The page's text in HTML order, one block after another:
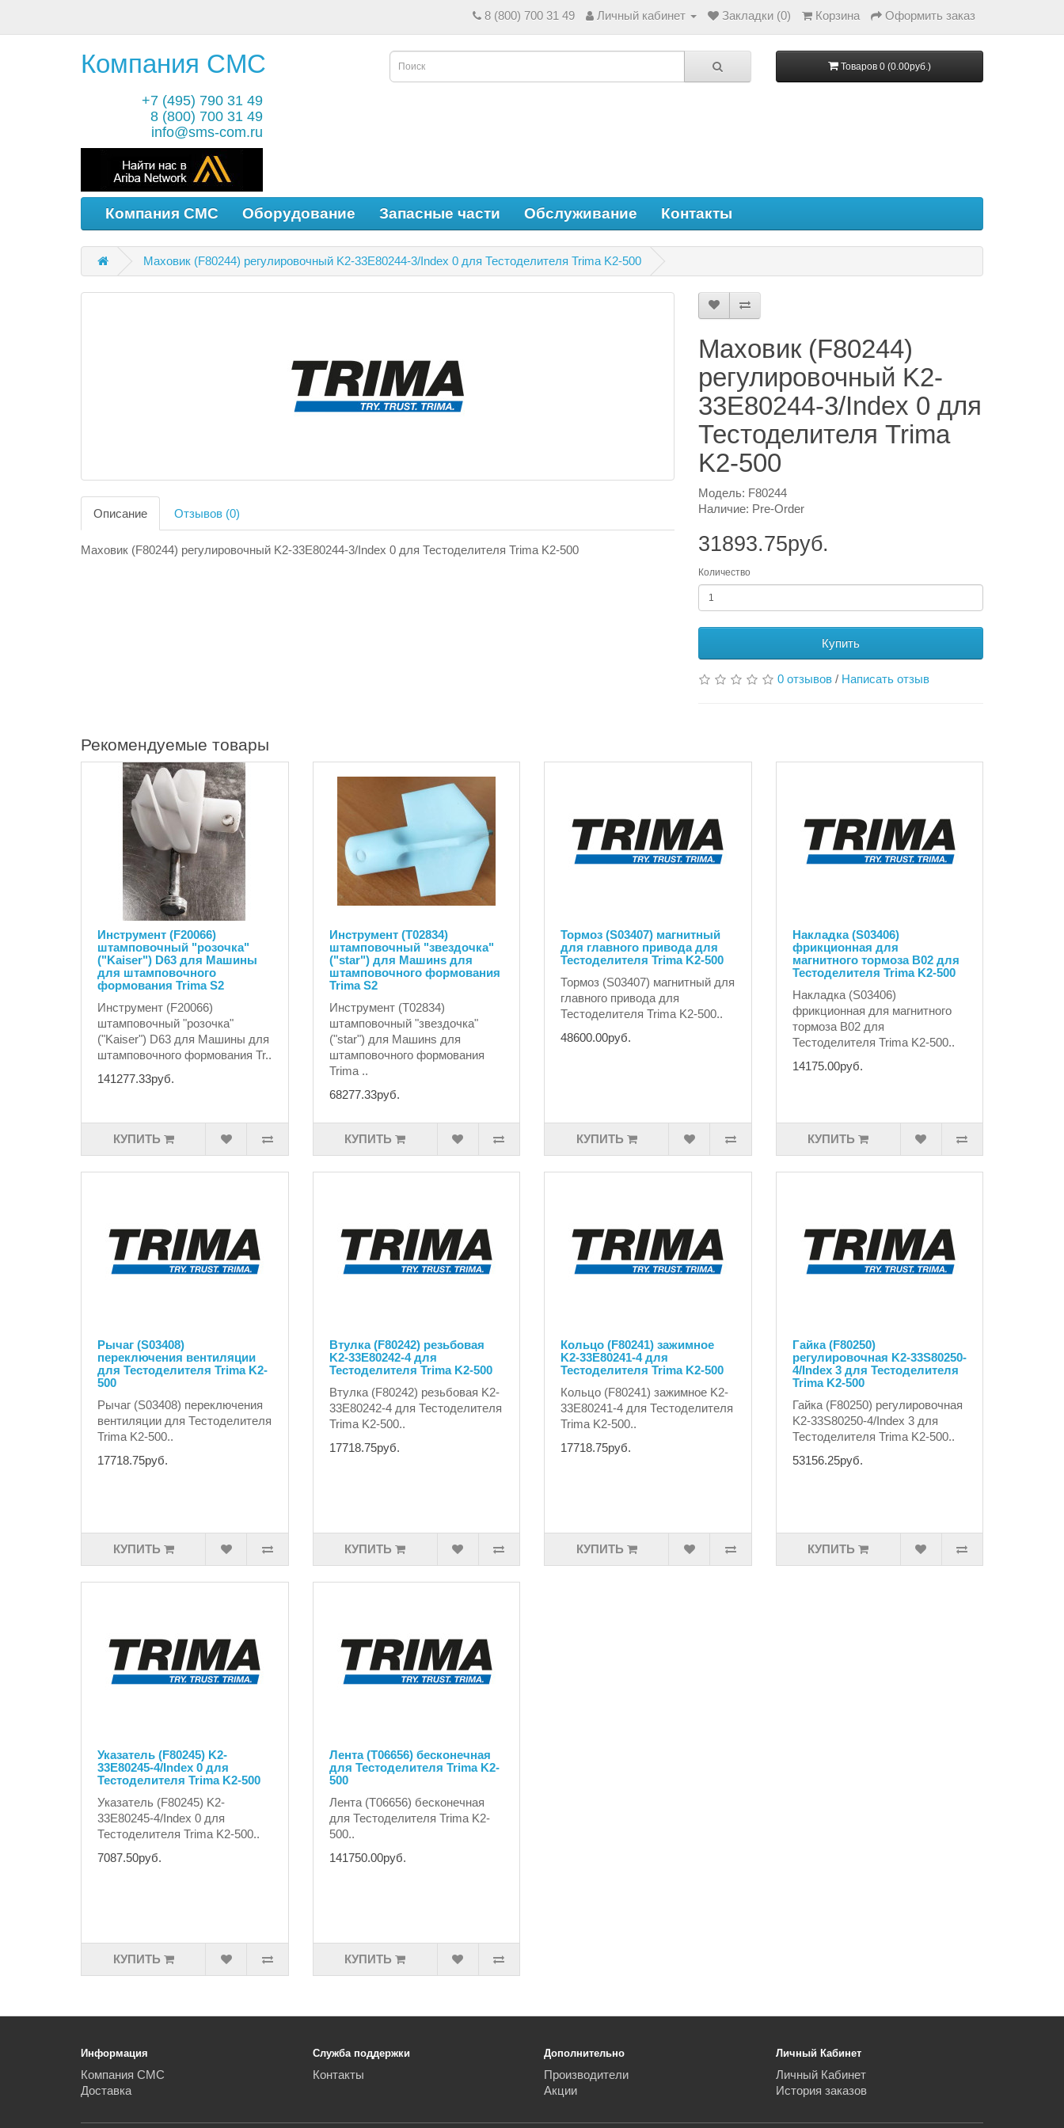
8 (800) 700 31 49 Личный кабинет Закладки (0) Корзина Оформить заказ
Компания СМС
+7 (495) 790 31 49
8 (800) 700 31 49
info@sms-com.ru
Товаров 0 (0.00руб.)
Компания СМС Оборудование Запасные части Обслуживание Контакты
Маховик (F80244) регулировочный K2-33E80244-3/Index 0 для Тестоделителя Trima K2-500
Описание Отзывов (0)
Маховик (F80244) регулировочный K2-33E80244-3/Index 0 для Тестоделителя Trima K2-500
Маховик (F80244)
регулировочный K2-
33E80244-3/Index 0 для
Тестоделителя Trima
K2-500
Модель: F80244
Наличие: Pre-Order
31893.75руб.
Количество
Купить
0 отзывов / Написать отзыв
Рекомендуемые товары
Инструмент (F20066)
штамповочный "розочка"
("Kaiser") D63 для Машины
для штамповочного
формования Trima S2
Инструмент (F20066)
штамповочный "розочка"
("Kaiser") D63 для Машины для
штамповочного формования Tr..
141277.33руб.
КУПИТЬ
Инструмент (T02834)
штамповочный "звездочка"
("star") для Машинs для
штамповочного формования
Trima S2
Инструмент (T02834)
штамповочный "звездочка"
("star") для Машинs для
штамповочного формования
Trima ..
68277.33руб.
КУПИТЬ
Тормоз (S03407) магнитный
для главного привода для
Тестоделителя Trima K2-500
Тормоз (S03407) магнитный для
главного привода для
Тестоделителя Trima K2-500..
48600.00руб.
КУПИТЬ
Накладка (S03406)
фрикционная для
магнитного тормоза B02 для
Тестоделителя Trima K2-500
Накладка (S03406)
фрикционная для магнитного
тормоза B02 для
Тестоделителя Trima K2-500..
14175.00руб.
КУПИТЬ
Рычаг (S03408)
переключения вентиляции
для Тестоделителя Trima K2-
500
Рычаг (S03408) переключения
вентиляции для Тестоделителя
Trima K2-500..
17718.75руб.
КУПИТЬ
Втулка (F80242) резьбовая
K2-33E80242-4 для
Тестоделителя Trima K2-500
Втулка (F80242) резьбовая K2-
33E80242-4 для Тестоделителя
Trima K2-500..
17718.75руб.
КУПИТЬ
Кольцо (F80241) зажимное
K2-33E80241-4 для
Тестоделителя Trima K2-500
Кольцо (F80241) зажимное K2-
33E80241-4 для Тестоделителя
Trima K2-500..
17718.75руб.
КУПИТЬ
Гайка (F80250)
регулировочная K2-33S80250-
4/Index 3 для Тестоделителя
Trima K2-500
Гайка (F80250) регулировочная
K2-33S80250-4/Index 3 для
Тестоделителя Trima K2-500..
53156.25руб.
КУПИТЬ
Указатель (F80245) K2-
33E80245-4/Index 0 для
Тестоделителя Trima K2-500
Указатель (F80245) K2-
33E80245-4/Index 0 для
Тестоделителя Trima K2-500..
7087.50руб.
КУПИТЬ
Лента (T06656) бесконечная
для Тестоделителя Trima K2-
500
Лента (T06656) бесконечная
для Тестоделителя Trima K2-
500..
141750.00руб.
КУПИТЬ
Информация
Компания СМС
Доставка
Служба поддержки
Контакты
Дополнительно
Производители
Акции
Личный Кабинет
Личный Кабинет
История заказов